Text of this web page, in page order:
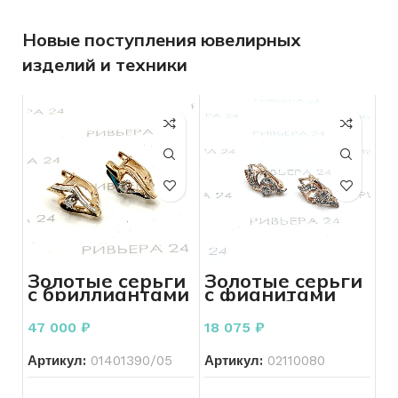
Новые поступления ювелирных
изделий и техники
Золотые серьги
с бриллиантами
585 пробы 3.47
грамма
47 000 ₽
Артикул: 01401390/05
Золотые серьги
с фианитами
585 пробы 2,41
грамм
18 075 ₽
Артикул: 02110080